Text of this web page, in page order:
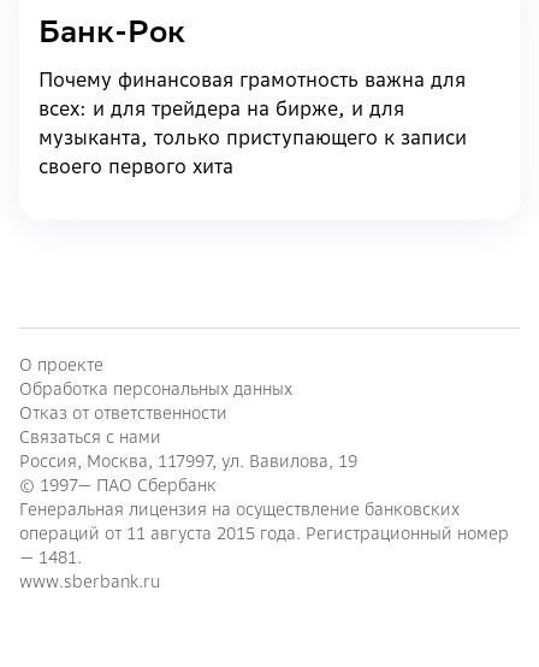
Банк-Рок
Почему финансовая грамотность важна для
всех: и для трейдера на бирже, и для
музыканта, только приступающего к записи
своего первого хита
О проекте
Обработка персональных данных
Отказ от ответственности
Связаться с нами
Россия, Москва, 117997, ул. Вавилова, 19
© 1997— ПАО Сбербанк
Генеральная лицензия на осуществление банковских
операций от 11 августа 2015 года. Регистрационный номер
— 1481.
www.sberbank.ru